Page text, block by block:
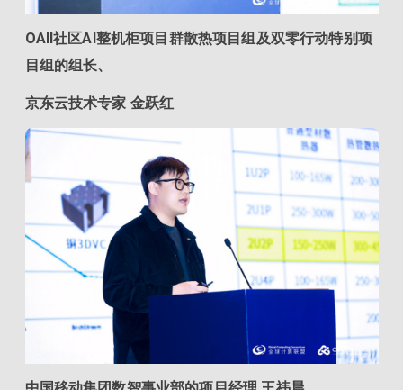
OAII社区AI整机柜项目群散热项目组及双零行动特别项
目组的组长、
京东云技术专家 金跃红